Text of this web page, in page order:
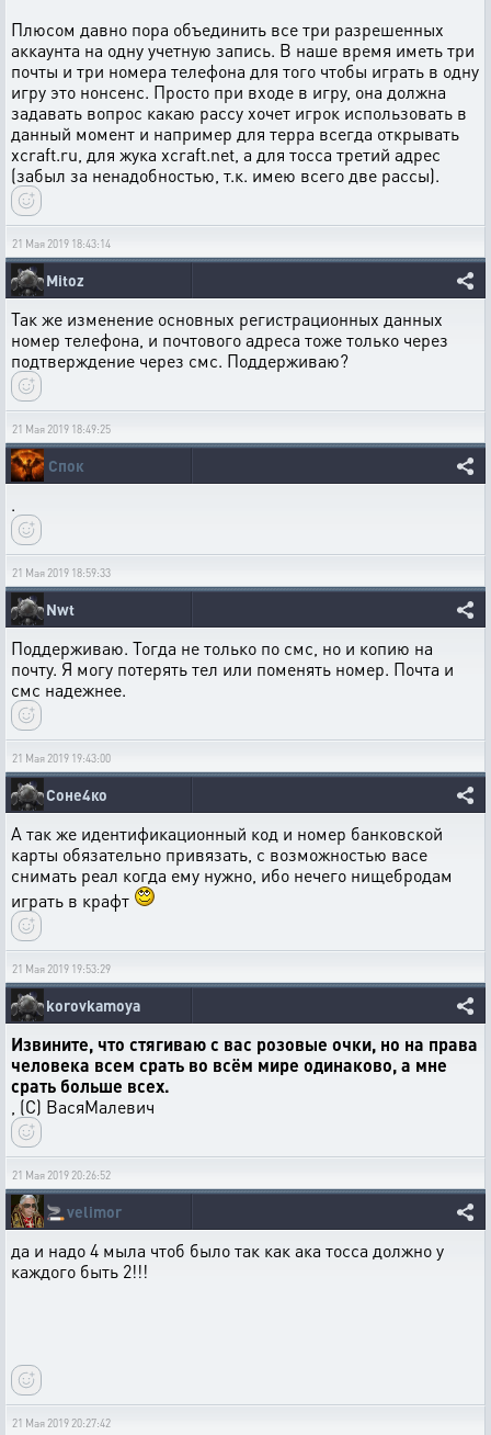
Плюсом давно пора объединить все три разрешенных
аккаунта на одну учетную запись. В наше время иметь три
почты и три номера телефона для того чтобы играть в одну
игру это нонсенс. Просто при входе в игру, она должна
задавать вопрос какаю рассу хочет игрок использовать в
данный момент и например для терра всегда открывать
xcraft.ru, для жука xcraft.net, а для тосса третий адрес
(забыл за ненадобностью, т.к. имею всего две рассы).
21 Мая 2019 18:43:14
Mitoz
Так же изменение основных регистрационных данных
номер телефона, и почтового адреса тоже только через
подтверждение через смс. Поддерживаю?
21 Мая 2019 18:49:25
Спок
.
21 Мая 2019 18:59:33
Nwt
Поддерживаю. Тогда не только по смс, но и копию на
почту. Я могу потерять тел или поменять номер. Почта и
смс надежнее.
21 Мая 2019 19:43:00
Соне4ко
А так же идентификационный код и номер банковской
карты обязательно привязать, с возможностью васе
снимать реал когда ему нужно, ибо нечего нищебродам
играть в крафт
21 Мая 2019 19:53:29
korovkamoya
Извините, что стягиваю с вас розовые очки, но на права
человека всем срать во всём мире одинаково, а мне
срать больше всех.
, (С) ВасяМалевич
21 Мая 2019 20:26:52
🚬 velimor
да и надо 4 мыла чтоб было так как ака тосса должно у
каждого быть 2!!!
21 Мая 2019 20:27:42